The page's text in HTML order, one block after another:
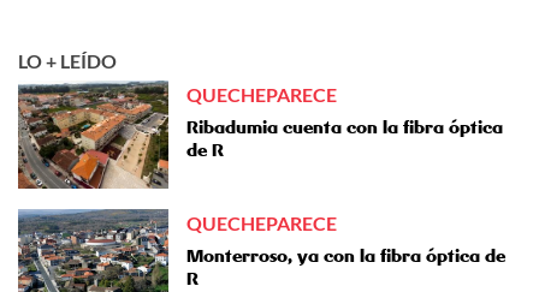
LO + LEÍDO
QUECHEPARECE
Ribadumia cuenta con la fibra óptica
de R
QUECHEPARECE
Monterroso, ya con la fibra óptica de
R